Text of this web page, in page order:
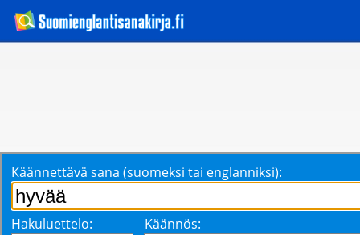
Käännettävä sana (suomeksi tai englanniksi):
Hakuluettelo: Käännös: